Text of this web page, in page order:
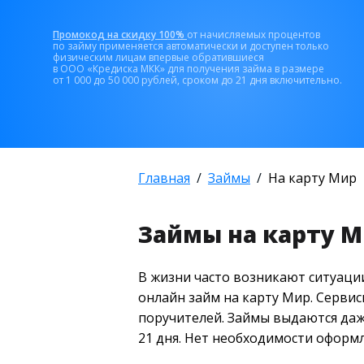
Промокод на скидку 100% от начисляемых процентов
по займу применяется автоматически и доступен только
физическим лицам впервые обратившиеся
в ООО «Кредиска МКК» для получения займа в размере
от 1 000 до 50 000 рублей, сроком до 21 дня включительно.
Главная Займы На карту Мир
Займы на карту
В жизни часто возникают
онлайн займ на карту Мир.
поручителей. Займы выдаются
21 дня. Нет необходимости